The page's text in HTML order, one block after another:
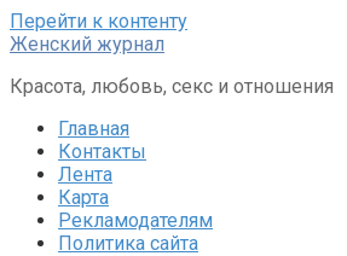
Перейти к контенту
Женский журнал
Красота, любовь, секс и отношения
Главная
Контакты
Лента
Карта
Рекламодателям
Политика сайта